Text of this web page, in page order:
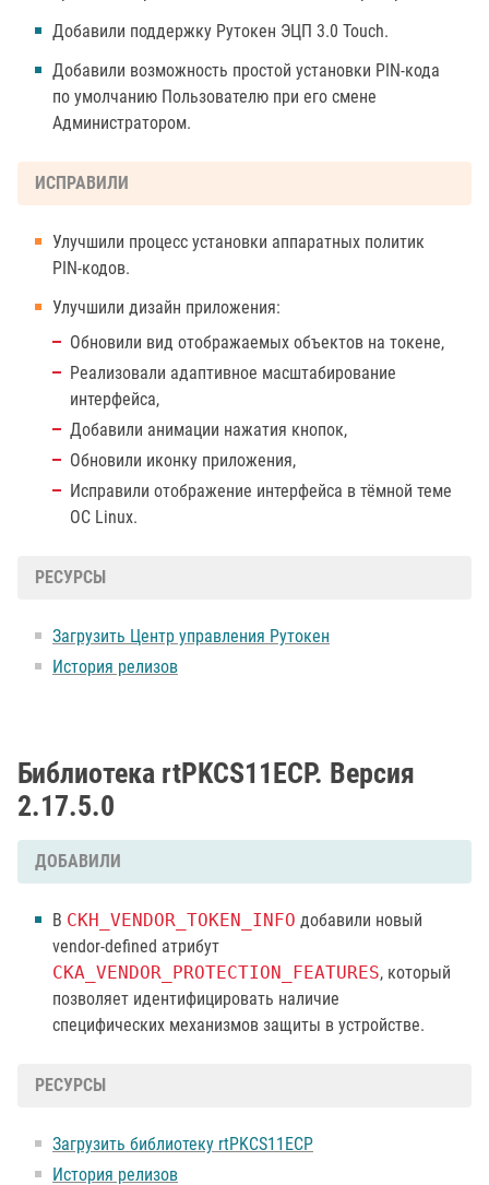
Добавили поддержку Рутокен ЭЦП 3.0 Touch.
Добавили возможность простой установки PIN-кода
по умолчанию Пользователю при его смене
Администратором.
ИСПРАВИЛИ
Улучшили процесс установки аппаратных политик
PIN-кодов.
Улучшили дизайн приложения:
Обновили вид отображаемых объектов на токене,
Реализовали адаптивное масштабирование
интерфейса,
Добавили анимации нажатия кнопок,
Обновили иконку приложения,
Исправили отображение интерфейса в тёмной теме
ОС Linux.
РЕСУРСЫ
Загрузить Центр управления Рутокен
История релизов
Библиотека rtPKCS11ECP. Версия
2.17.5.0
ДОБАВИЛИ
В CKH_VENDOR_TOKEN_INFO добавили новый
vendor-defined атрибут
CKA_VENDOR_PROTECTION_FEATURES, который
позволяет идентифицировать наличие
специфических механизмов защиты в устройстве.
РЕСУРСЫ
Загрузить библиотеку rtPKCS11ECP
История релизов